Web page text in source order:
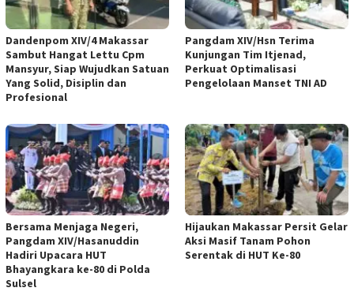
Dandenpom XIV/4 Makassar
Sambut Hangat Lettu Cpm
Mansyur, Siap Wujudkan Satuan
Yang Solid, Disiplin dan
Profesional
Pangdam XIV/Hsn Terima
Kunjungan Tim Itjenad,
Perkuat Optimalisasi
Pengelolaan Manset TNI AD
Bersama Menjaga Negeri,
Pangdam XIV/Hasanuddin
Hadiri Upacara HUT
Bhayangkara ke-80 di Polda
Sulsel
Hijaukan Makassar Persit Gelar
Aksi Masif Tanam Pohon
Serentak di HUT Ke-80